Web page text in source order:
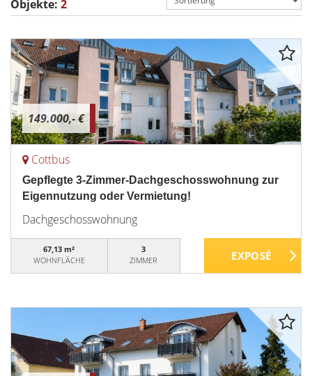
Objekte: 2
149.000,- €
Cottbus
Gepflegte 3-Zimmer-Dachgeschosswohnung zur
Eigennutzung oder Vermietung!
Dachgeschosswohnung
67,13 m²
WOHNFLÄCHE
3
ZIMMER